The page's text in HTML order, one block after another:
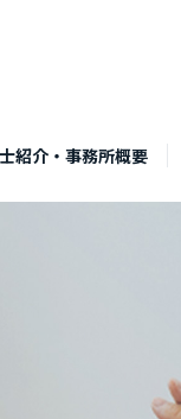
紹介・事務所概要